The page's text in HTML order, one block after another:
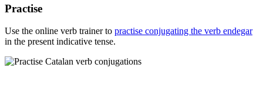
Practise
Use the online verb trainer to practise conjugating the verb endegar
in the present indicative tense.